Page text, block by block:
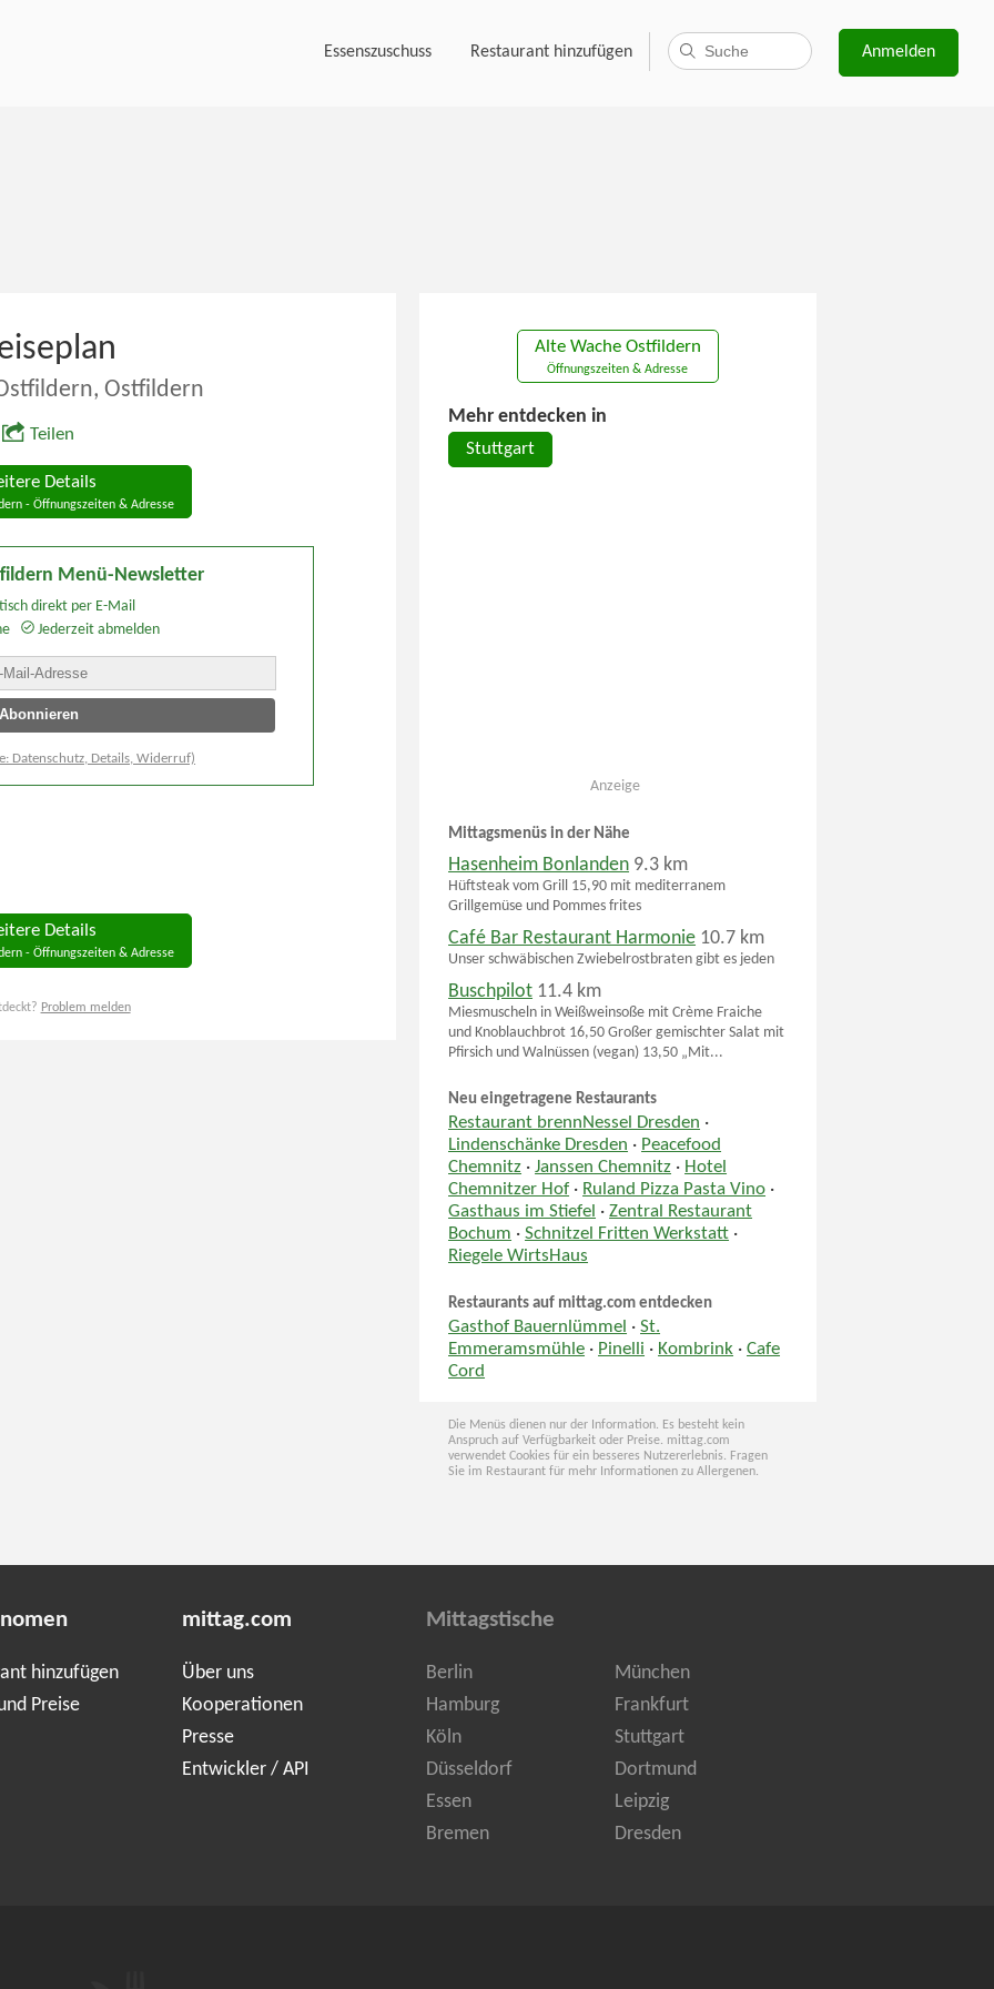
Essenszuschuss Restaurant hinzufügen Anmelden
Ostfildern
Teilen
Details
- Öffnungszeiten & Adresse
Menü-Newsletter
direkt per E-Mail
Jederzeit abmelden
Datenschutz, Details, Widerruf)
Details
- Öffnungszeiten & Adresse
Problem melden
Alte Wache Ostfildern
Öffnungszeiten & Adresse
Mehr entdecken in
Stuttgart
Anzeige
Mittagsmenüs in der Nähe
Hasenheim Bonlanden 9.3 km
Hüftsteak vom Grill 15,90 mit mediterranem
Grillgemüse und Pommes frites
Café Bar Restaurant Harmonie 10.7 km
Unser schwäbischen Zwiebelrostbraten gibt es jeden
Buschpilot 11.4 km
Miesmuscheln in Weißweinsoße mit Crème Fraiche
und Knoblauchbrot 16,50 Großer gemischter Salat mit
Pfirsich und Walnüssen (vegan) 13,50 „Mit...
Neu eingetragene Restaurants
Restaurant brennNessel Dresden ·
Lindenschänke Dresden · Peacefood
Chemnitz ·Janssen Chemnitz · Hotel
Chemnitzer Hof · Ruland Pizza Pasta Vino ·
Gasthaus im Stiefel ·Zentral Restaurant
Bochum ·Schnitzel Fritten Werkstatt ·
Riegele WirtsHaus
Restaurants auf mittag.com entdecken
Gasthof Bauernlümmel ·St.
Emmeramsmühle · Pinelli · Kombrink ·Cafe
Cord
Die Menüs dienen nur der Information. Es besteht kein
Anspruch auf Verfügbarkeit oder Preise. mittag.com
verwendet Cookies für ein besseres Nutzererlebnis. Fragen
Sie im Restaurant für mehr Informationen zu Allergenen.
hinzufügen
Preise
mittag.com
Über uns
Kooperationen
Presse
Entwickler / API
Mittagstische
Berlin
München
Hamburg
Frankfurt
Köln
Stuttgart
Düsseldorf
Dortmund
Essen
Leipzig
Bremen
Dresden